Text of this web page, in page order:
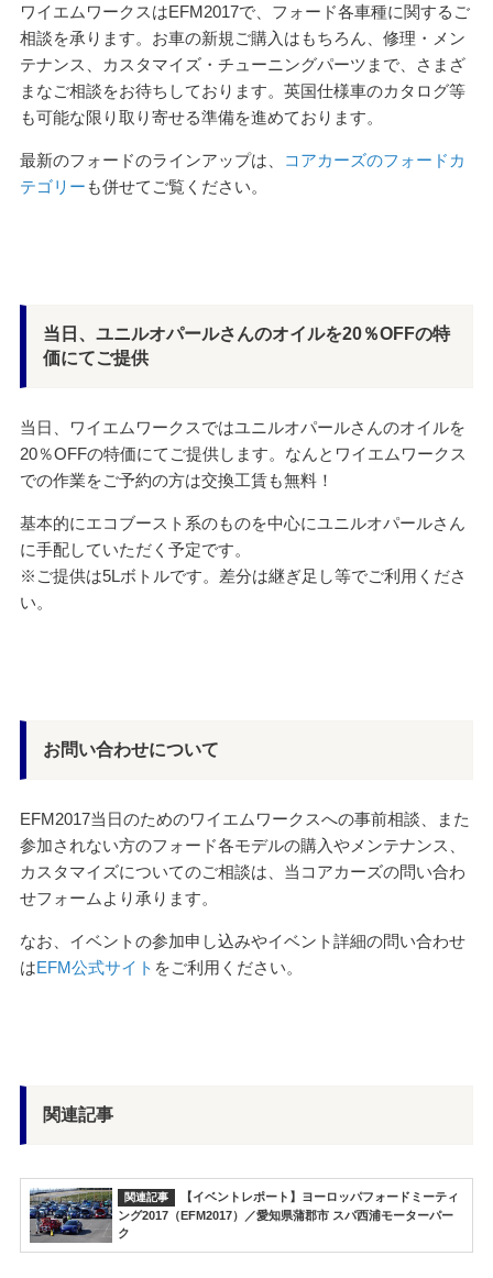
ワイエムワークスはEFM2017で、フォード各車種に関するご
相談を承ります。お車の新規ご購入はもちろん、修理・メン
テナンス、カスタマイズ・チューニングパーツまで、さまざ
まなご相談をお待ちしております。英国仕様車のカタログ等
も可能な限り取り寄せる準備を進めております。
最新のフォードのラインアップは、
コアカーズのフォードカ
テゴリー も併せてご覧ください。
当日、ユニルオパールさんのオイルを20％OFFの特
価にてご提供
当日、ワイエムワークスではユニルオパールさんのオイルを
20％OFFの特価にてご提供します。なんとワイエムワークス
での作業をご予約の方は交換工賃も無料！
基本的にエコブースト系のものを中心にユニルオパールさん
に手配していただく予定です。
※ご提供は5Lボトルです。差分は継ぎ足し等でご利用くださ
い。
お問い合わせについて
EFM2017当日のためのワイエムワークスへの事前相談、また
参加されない方のフォード各モデルの購入やメンテナンス、
カスタマイズについてのご相談は、当コアカーズの問い合わ
せフォームより承ります。
なお、イベントの参加申し込みやイベント詳細の問い合わせ
はEFM公式サイト をご利用ください。
関連記事
【イベントレポート】ヨーロッパフォードミーティ
ング2017（EFM2017）／愛知県蒲郡市 スパ西浦モーターパー
ク